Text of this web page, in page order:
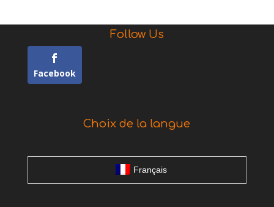
Follow Us
Facebook
Choix de la langue
Français